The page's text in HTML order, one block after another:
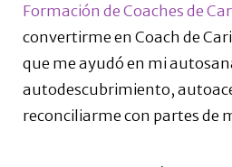
Formación de Coaches de
convertirme en Coach de
que me ayudó en mi
autodescubrimiento,
reconciliarme con partes de